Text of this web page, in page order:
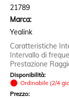
21789
Marca:
Yealink
Caratteristiche
Intervallo di
Prestazione
Disponibilità:
Ordinabile (2/4
Prezzo: